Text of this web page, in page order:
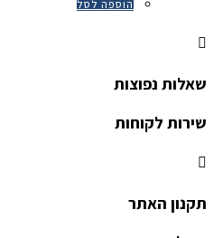
הוספה לסל
שאלות נפוצות
שירות לקוחות
תקנון האתר